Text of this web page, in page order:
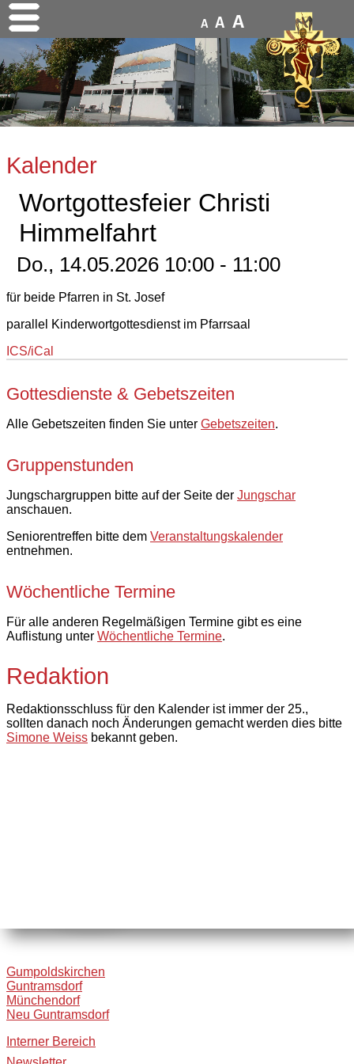
A A A
Kalender
Wortgottesfeier Christi
Himmelfahrt
Do., 14.05.2026 10:00 - 11:00
für beide Pfarren in St. Josef
parallel Kinderwortgottesdienst im Pfarrsaal
ICS/iCal
Gottesdienste & Gebetszeiten
Alle Gebetszeiten finden Sie unter Gebetszeiten.
Gruppenstunden
Jungschargruppen bitte auf der Seite der Jungschar
anschauen.
Seniorentreffen bitte dem Veranstaltungskalender
entnehmen.
Wöchentliche Termine
Für alle anderen Regelmäßigen Termine gibt es eine
Auflistung unter Wöchentliche Termine.
Redaktion
Redaktionsschluss für den Kalender ist immer der 25.,
sollten danach noch Änderungen gemacht werden dies bitte
Simone Weiss bekannt geben.
Gumpoldskirchen
Guntramsdorf
Münchendorf
Neu Guntramsdorf
Interner Bereich